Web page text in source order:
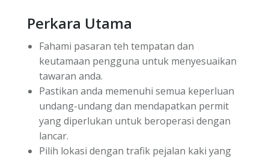
Perkara Utama
Fahami pasaran teh tempatan dan
keutamaan pengguna untuk menyesuaikan
tawaran anda.
Pastikan anda memenuhi semua keperluan
undang-undang dan mendapatkan permit
yang diperlukan untuk beroperasi dengan
lancar.
Pilih lokasi dengan trafik pejalan kaki yang